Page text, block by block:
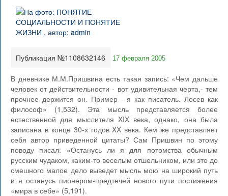
Публикация №1108632146 17 февраля 2005
В дневнике М.М.Пришвина есть такая запись: «Чем дальше
человек от действительности - вот удивительная черта,- тем
прочнее держится он. Пример - я как писатель. Лосев как
философ» (1,532). Эта мысль представляется более
естественной для мыслителя XIX века, однако, она была
записана в конце 30-х годов XX века. Кем же представляет
себя автор приведенной цитаты? Сам Пришвин по этому
поводу писал: «Останусь ли я для потомства обычным
русским чудаком, каким-то веселым отшельником, или это до
смешного малое дело выведет мысль мою на широкий путь
и я останусь пионером-предтечей нового пути постижения
«мира в себе» (5,191).